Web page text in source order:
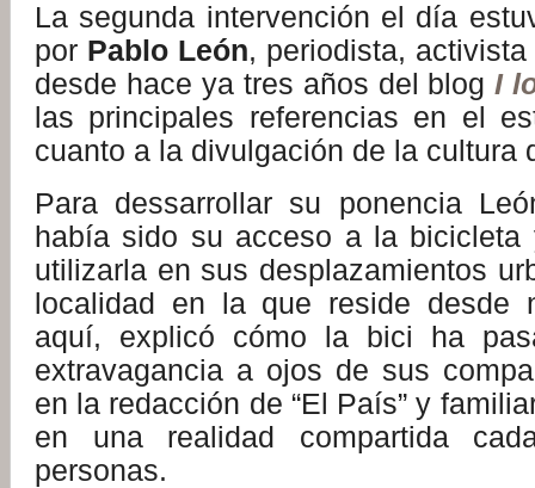
La segunda intervención el día
por Pablo León, periodista,
desde hace ya tres años del blogI
las principales referencias en el
cuanto a la divulgación de la cultura
Para dessarrollar su ponencia
había sido su acceso a la bicicleta
utilizarla en sus desplazamientos
localidad en la que reside desde
aquí, explicó cómo la bici ha
extravagancia a ojos de sus
en la redacción de “El País” y
en una realidad compartida
personas.